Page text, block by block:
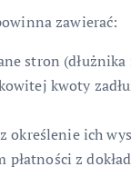
zawierać:
stron
kwoty
określenie ich
płatności z